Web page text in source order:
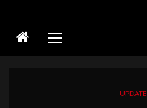
Menu
UPDATE